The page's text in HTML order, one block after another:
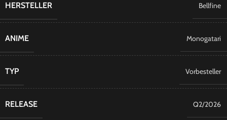
HERSTELLER Bellfine
ANIME Monogatari
TYP Vorbesteller
RELEASE Q2/2026